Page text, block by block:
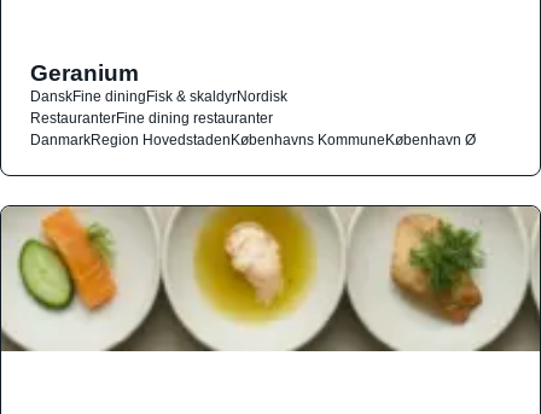
Geranium
DanskFine diningFisk & skaldyrNordisk
RestauranterFine dining restauranter
DanmarkRegion HovedstadenKøbenhavns KommuneKøbenhavn Ø